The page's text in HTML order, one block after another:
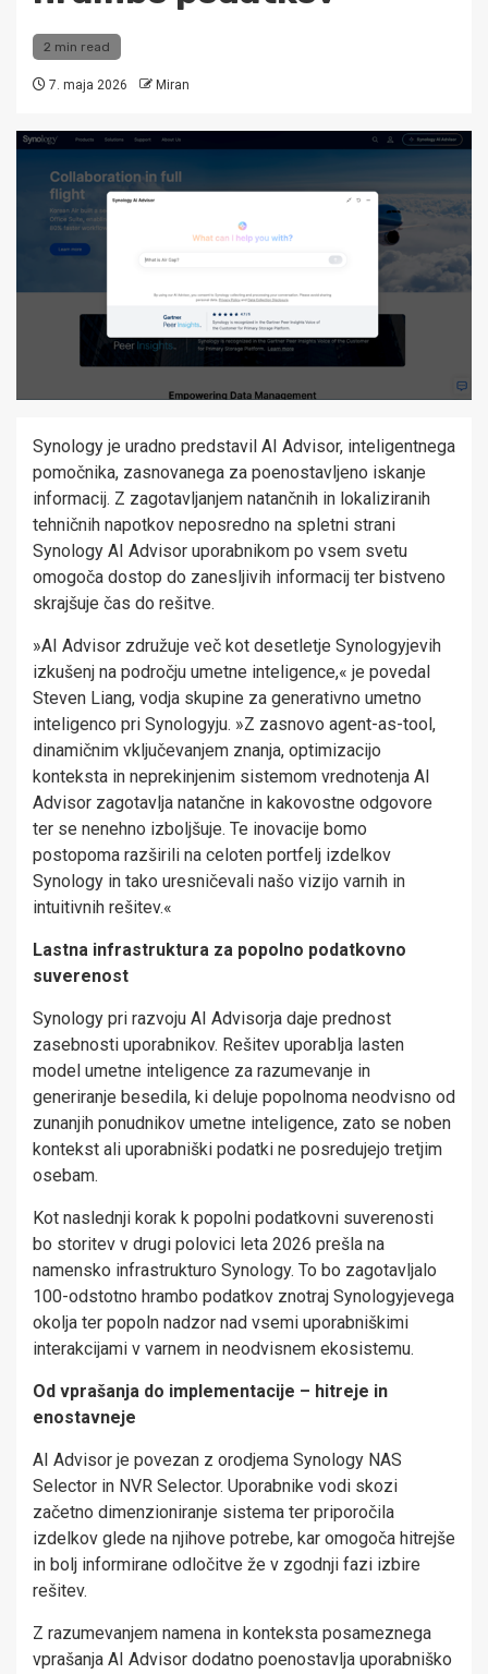
2 min read
7. maja 2026 Miran
Synology je uradno predstavil AI Advisor, inteligentnega
pomočnika, zasnovanega za poenostavljeno iskanje
informacij. Z zagotavljanjem natančnih in lokaliziranih
tehničnih napotkov neposredno na spletni strani
Synology AI Advisor uporabnikom po vsem svetu
omogoča dostop do zanesljivih informacij ter bistveno
skrajšuje čas do rešitve.
»AI Advisor združuje več kot desetletje Synologyjevih
izkušenj na področju umetne inteligence,« je povedal
Steven Liang, vodja skupine za generativno umetno
inteligenco pri Synologyju. »Z zasnovo agent-as-tool,
dinamičnim vključevanjem znanja, optimizacijo
konteksta in neprekinjenim sistemom vrednotenja AI
Advisor zagotavlja natančne in kakovostne odgovore
ter se nenehno izboljšuje. Te inovacije bomo
postopoma razširili na celoten portfelj izdelkov
Synology in tako uresničevali našo vizijo varnih in
intuitivnih rešitev.«
Lastna infrastruktura za popolno podatkovno
suverenost
Synology pri razvoju AI Advisorja daje prednost
zasebnosti uporabnikov. Rešitev uporablja lasten
model umetne inteligence za razumevanje in
generiranje besedila, ki deluje popolnoma neodvisno od
zunanjih ponudnikov umetne inteligence, zato se noben
kontekst ali uporabniški podatki ne posredujejo tretjim
osebam.
Kot naslednji korak k popolni podatkovni suverenosti
bo storitev v drugi polovici leta 2026 prešla na
namensko infrastrukturo Synology. To bo zagotavljalo
100-odstotno hrambo podatkov znotraj Synologyjevega
okolja ter popoln nadzor nad vsemi uporabniškimi
interakcijami v varnem in neodvisnem ekosistemu.
Od vprašanja do implementacije – hitreje in
enostavneje
AI Advisor je povezan z orodjema Synology NAS
Selector in NVR Selector. Uporabnike vodi skozi
začetno dimenzioniranje sistema ter priporočila
izdelkov glede na njihove potrebe, kar omogoča hitrejše
in bolj informirane odločitve že v zgodnji fazi izbire
rešitev.
Z razumevanjem namena in konteksta posameznega
vprašanja AI Advisor dodatno poenostavlja uporabniško